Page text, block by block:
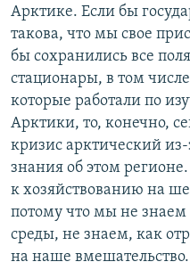
Арктике. Если бы
такова, что мы свое
бы сохранились все
стационары, в том
которые работали по
Арктики, то, конечно,
кризис арктический
знания об этом
к хозяйствованию на
потому что мы не знаем
среды, не знаем, как
на наше